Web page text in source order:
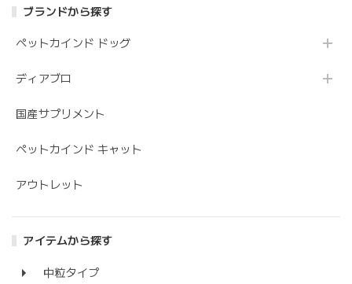
ブランドから探す
ペットカインド ドッグ
ディアブロ
国産サプリメント
ペットカインド キャット
アウトレット
アイテムから探す
中粒タイプ